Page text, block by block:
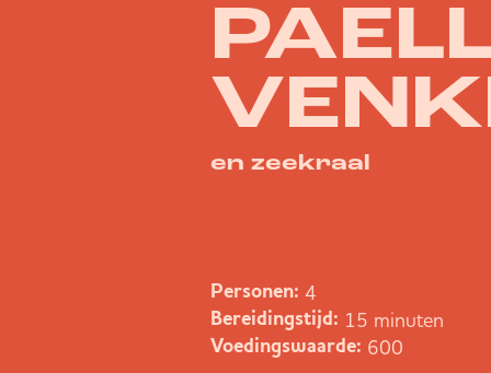
en zeekraal
Personen: 4
Bereidingstijd: 15 minuten
Voedingswaarde: 600